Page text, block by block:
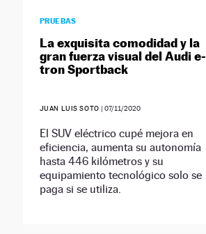
PRUEBAS
La exquisita comodidad y la
gran fuerza visual del Audi e-
tron Sportback
JUAN LUIS SOTO | 07/11/2020
El SUV eléctrico cupé mejora en
eficiencia, aumenta su autonomía
hasta 446 kilómetros y su
equipamiento tecnológico solo se
paga si se utiliza.